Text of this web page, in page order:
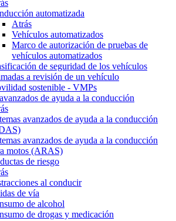
automatizada
Atrás
Vehículos automatizados
Marco de autorización de pruebas de
vehículos automatizados
de seguridad de los vehículos
a revisión de un vehículo
sostenible - VMPs
de ayuda a la conducción
avanzados de ayuda a la conducción
avanzados de ayuda a la conducción
motos (ARAS)
de riesgo
al conducir
de vía
de alcohol
de drogas y medicación